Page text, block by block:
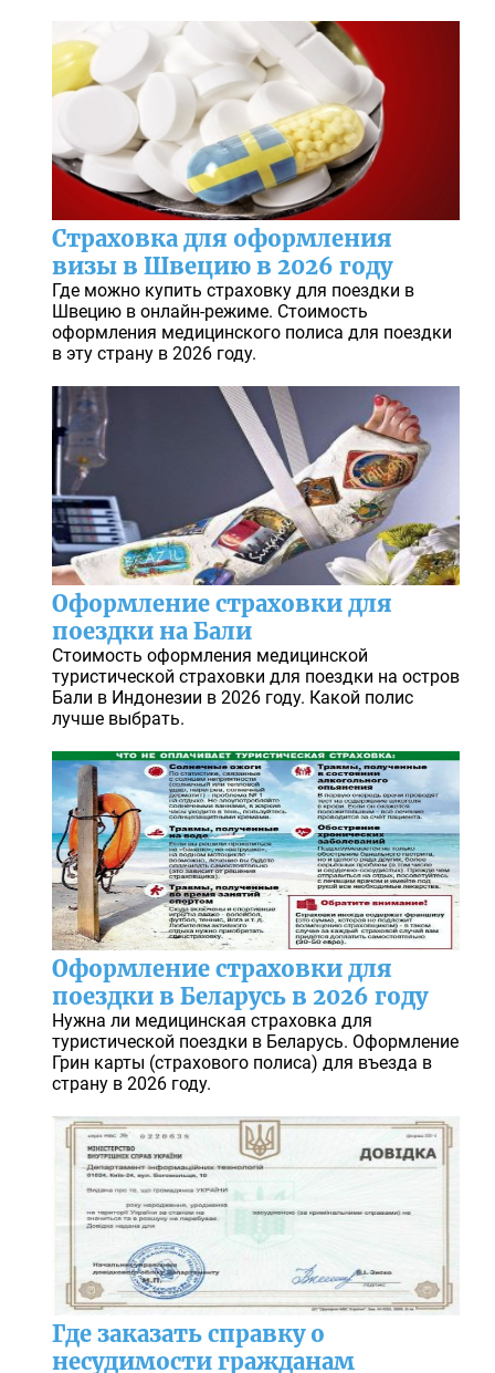
Cтраховка для оформления
визы в Швецию в 2026 году
Где можно купить страховку для поездки в
Швецию в онлайн-режиме. Стоимость
оформления медицинского полиса для поездки
в эту страну в 2026 году.
Оформление страховки для
поездки на Бали
Стоимость оформления медицинской
туристической страховки для поездки на остров
Бали в Индонезии в 2026 году. Какой полис
лучше выбрать.
Оформление страховки для
поездки в Беларусь в 2026 году
Нужна ли медицинская страховка для
туристической поездки в Беларусь. Оформление
Грин карты (страхового полиса) для въезда в
страну в 2026 году.
Где заказать справку о
несудимости гражданам